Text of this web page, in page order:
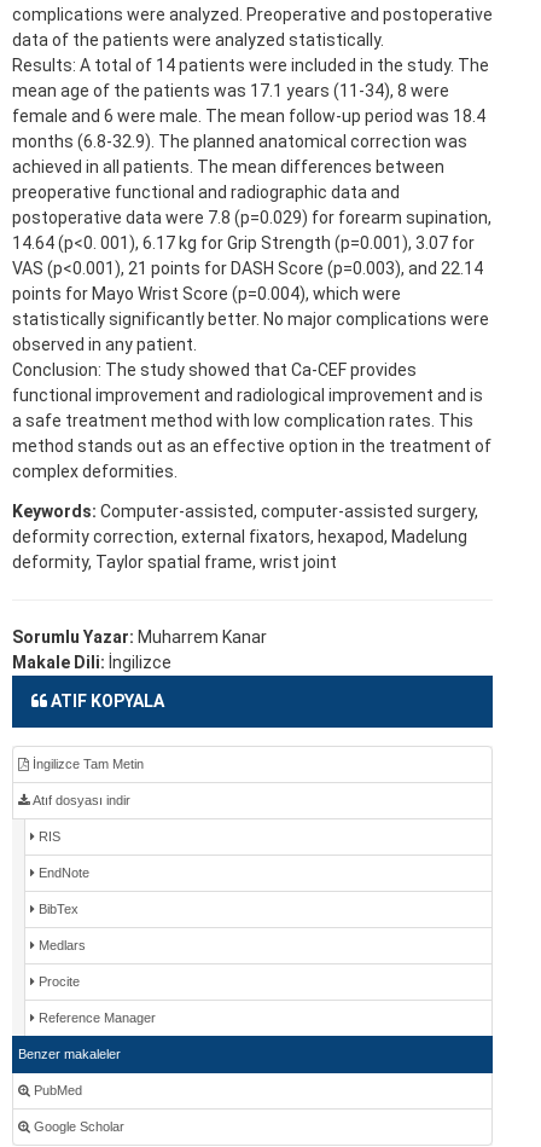
complications were analyzed. Preoperative and postoperative
data of the patients were analyzed statistically.
Results: A total of 14 patients were included in the study. The
mean age of the patients was 17.1 years (11-34), 8 were
female and 6 were male. The mean follow-up period was 18.4
months (6.8-32.9). The planned anatomical correction was
achieved in all patients. The mean differences between
preoperative functional and radiographic data and
postoperative data were 7.8 (p=0.029) for forearm supination,
14.64 (p<0. 001), 6.17 kg for Grip Strength (p=0.001), 3.07 for
VAS (p<0.001), 21 points for DASH Score (p=0.003), and 22.14
points for Mayo Wrist Score (p=0.004), which were
statistically significantly better. No major complications were
observed in any patient.
Conclusion: The study showed that Ca-CEF provides
functional improvement and radiological improvement and is
a safe treatment method with low complication rates. This
method stands out as an effective option in the treatment of
complex deformities.
Keywords: Computer-assisted, computer-assisted surgery,
deformity correction, external fixators, hexapod, Madelung
deformity, Taylor spatial frame, wrist joint
Sorumlu Yazar: Muharrem Kanar
Makale Dili: İngilizce
ATIF KOPYALA
İngilizce Tam Metin
Atıf dosyası indir
RIS
EndNote
BibTex
Medlars
Procite
Reference Manager
Benzer makaleler
PubMed
Google Scholar